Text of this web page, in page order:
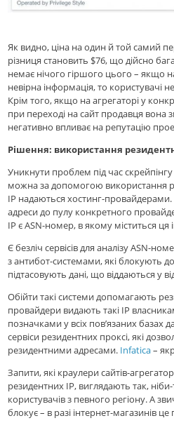
Як видно, ціна на один й той самий
різниця становить $76, що дійсно
немає нічого гіршого цього – якщо
невірна інформація, то користувачі
Крім того, якщо на агрегаторi у
при переході на сайт продавця вона
негативно впливає на репутацію
Рішення: використання
Уникнути проблем пiд час скрейпінгу
можна за допомогою використання
IP надаються хостинг-
адреси до пулу конкретного
IP є ASN-номер, в якому міститься ця
Є безліч сервісів для аналізу ASN-
з антибот-системами, які блокують
підтасовують дані, що віддаються у
Обійти такі системи допомагають
провайдери видають такі IP
позначками у всіх пов’язаних базах
сервіси резидентних проксі, якi
резидентними адресами. Infatica–
Запити, які краулери сайтів-
резидентних IP, виглядають так,
користувачів з певного регіону. А
блокує – в разі інтернет-магазинів це